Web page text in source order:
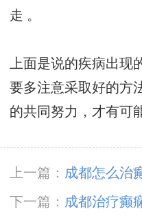
走 。
上面是说的疾病出现
要多注意采取好的方
的共同努力，才有可
上一篇： 成都怎么治
儿喂母乳吗？
下一篇： 成都治疗癫